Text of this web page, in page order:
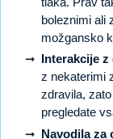
boleznimi ali
možgansko
Interakcije
z nekaterimi
zdravila,
pregledate
Navodila za